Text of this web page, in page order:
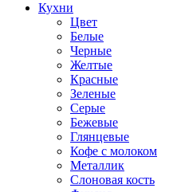
Кухни
Цвет
Белые
Черные
Желтые
Красные
Зеленые
Серые
Бежевые
Глянцевые
Кофе с молоком
Металлик
Слоновая кость